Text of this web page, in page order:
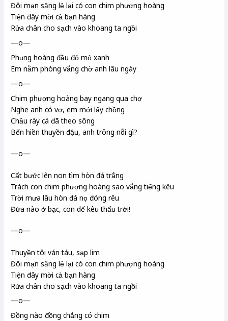
Đôi mạn săng lẻ lại có con chim phượng hoàng
Tiện đây mời cả bạn hàng
Rửa chân cho sạch vào khoang ta ngồi
—o—
Phụng hoàng đầu đỏ mỏ xanh
Em nằm phòng vắng chờ anh lâu ngày
—o—
Chim phượng hoàng bay ngang qua chợ
Nghe anh có vợ, em mới lấy chồng
Chầu rày cá đã theo sông
Bến hiền thuyền đậu, anh trông nỗi gì?
—o—
Cất bước lên non tìm hòn đá trắng
Trách con chim phượng hoàng sao vắng tiếng kêu
Trời mưa lâu hòn đá nọ đóng rêu
Đứa nào ở bạc, con dế kêu thấu trời!
—o—
Thuyền tôi ván táu, sạp lim
Đôi mạn săng lẻ lại có con chim phượng hoàng
Tiện đây mời cả bạn hàng
Rửa chân cho sạch vào khoang ta ngồi
—o—
Đồng nào đồng chẳng có chim